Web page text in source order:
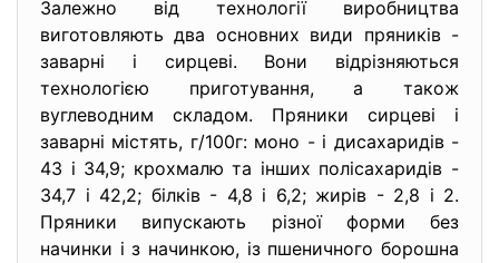
Залежно від технології виробництва
виготовляють два основних види пряників -
заварні і сирцеві. Вони відрізняються
технологією приготування, а також
вуглеводним складом. Пряники сирцеві і
заварні містять, г/100г: моно - і дисахаридів -
43 і 34,9; крохмалю та інших полісахаридів -
34,7 і 42,2; білків - 4,8 і 6,2; жирів - 2,8 і 2.
Пряники випускають різної форми без
начинки і з начинкою, із пшеничного борошна